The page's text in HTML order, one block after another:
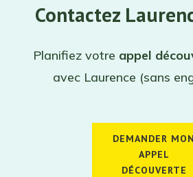
Contactez
Planifiez votre appel
avec Laurence (sans
DEMANDER MON
APPEL
DÉCOUVERTE